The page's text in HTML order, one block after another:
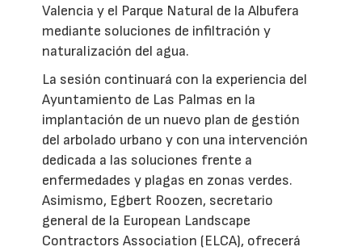
Valencia y el Parque Natural de la Albufera
mediante soluciones de infiltración y
naturalización del agua.
La sesión continuará con la experiencia del
Ayuntamiento de Las Palmas en la
implantación de un nuevo plan de gestión
del arbolado urbano y con una intervención
dedicada a las soluciones frente a
enfermedades y plagas en zonas verdes.
Asimismo, Egbert Roozen, secretario
general de la European Landscape
Contractors Association (ELCA), ofrecerá